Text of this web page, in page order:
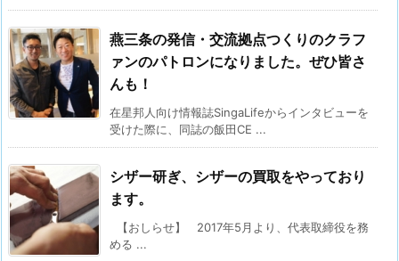
燕三条の発信・交流拠点つくりのクラフ
ァンのパトロンになりました。ぜひ皆さ
んも！
在星邦人向け情報誌SingaLifeからインタビューを
受けた際に、同誌の飯田CE ...
シザー研ぎ、シザーの買取をやっており
ます。
【おしらせ】 2017年5月より、代表取締役を務
める ...